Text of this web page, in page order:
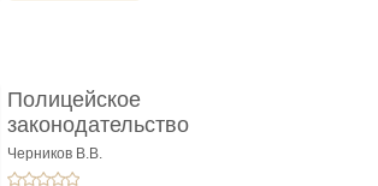
Полицейское
законодательство
России: вчера, с� ...
Черников В.В.